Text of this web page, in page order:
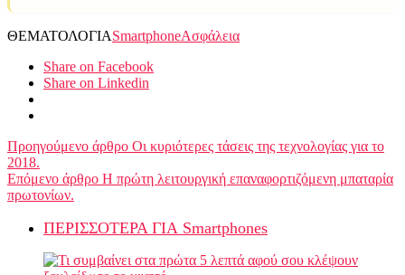
ΘΕΜΑΤΟΛΟΓΙΑSmartphoneΑσφάλεια
Share on Facebook
Share on Linkedin
Προηγούμενο άρθρο Οι κυριότερες τάσεις της τεχνολογίας για το
2018.
Επόμενο άρθρο Η πρώτη λειτουργική επαναφορτιζόμενη μπαταρία
πρωτονίων.
ΠΕΡΙΣΣΟΤΕΡΑ ΓΙΑ Smartphones